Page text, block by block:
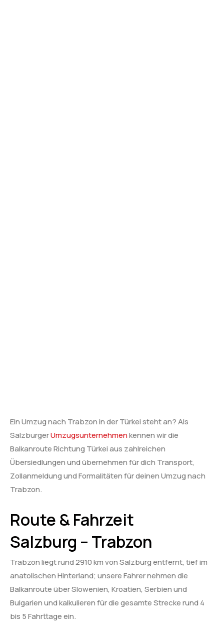
Ein Umzug nach Trabzon in der Türkei steht an? Als
SalzburgerUmzugsunternehmenkennen wir die
Balkanroute Richtung Türkei aus zahlreichen
Übersiedlungen und übernehmen für dich Transport,
Zollanmeldung und Formalitäten für deinen Umzug nach
Trabzon.
Route & Fahrzeit
Salzburg – Trabzon
Trabzon liegt rund 2910 km von Salzburg entfernt, tief im
anatolischen Hinterland; unsere Fahrer nehmen die
Balkanroute über Slowenien, Kroatien, Serbien und
Bulgarien und kalkulieren für die gesamte Strecke rund 4
bis 5 Fahrttage ein.